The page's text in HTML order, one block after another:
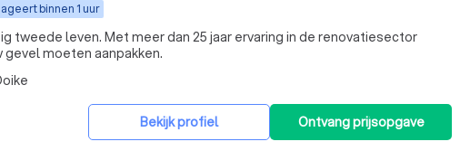
binnen 1 uur
tweede leven. Met meer dan 25 jaar ervaring in de renovatiesector
moeten aanpakken.
Bekijk profiel Ontvang prijsopgave